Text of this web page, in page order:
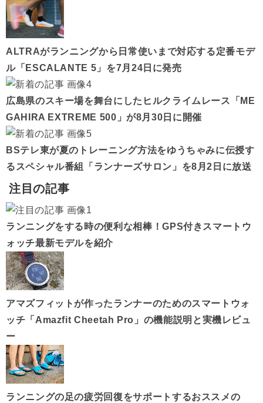
ALTRAがランニングから日常使いまで対応する定番モデ
ル「ESCALANTE 5」を7月24日に発売
広島県のスキー場を舞台にしたヒルクライムレース「ME
GAHIRA EXTREME 500」が8月30日に開催
BSテレ東が夏のトレーニング方法をゆうちゃみに伝授す
るスペシャル番組「ランナーズサロン」を8月2日に放送
注目の記事
ランニングをする時の便利な相棒！GPS付きスマートウ
ォッチ最新モデルを紹介
アマズフィットが作ったランナーのためのスマートウォ
ッチ「Amazfit Cheetah Pro」の機能説明と実機レビュ
ー
ランニングの足の疲労回復をサポートするおススメの